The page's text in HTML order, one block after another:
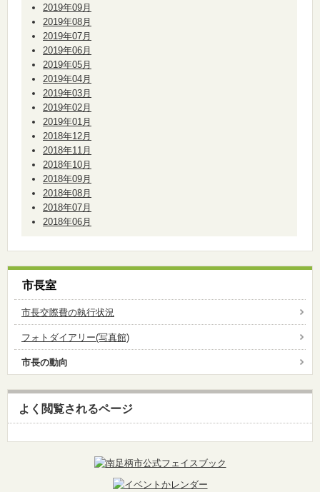
2019年09月
2019年08月
2019年07月
2019年06月
2019年05月
2019年04月
2019年03月
2019年02月
2019年01月
2018年12月
2018年11月
2018年10月
2018年09月
2018年08月
2018年07月
2018年06月
市長室
市長交際費の執行状況
フォトダイアリー(写真館)
市長の動向
よく閲覧されるページ